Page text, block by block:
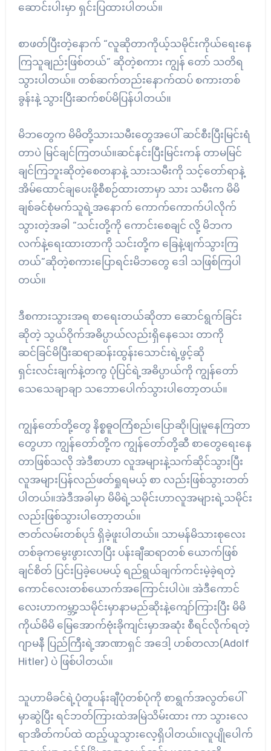
ဆောင်းပါးမှာ ရှင်းပြထားပါတယ်။
စာဖတ်ပြီးတဲ့နောက် “လူဆိုတာကိုယ့်သမိုင်းကိုယ်ရေးနေ
ကြသူချည်းဖြစ်တယ်” ဆိုတဲ့စကား ကျွန် တော် သတိရ
သွားပါတယ်။ တစ်ဆက်တည်းနောက်ထပ် စကားတစ်
ခွန်းနဲ့ သွားပြီးဆက်စပ်မိပြန်ပါတယ်။
မိဘတွေက မိမိတို့သားသမီးတွေအပေါ် ဆင်စီးပြီးမြင်းရံ
တာပဲ မြင်ချင်ကြတယ်။ဆင်နင်းပြီးမြင်းကန် တာမမြင်
ချင်ကြဘူးဆိုတဲ့စေတနာနဲ့ သားသမီးကို သင့်တော်ရာနဲ့
အိမ်ထောင်ချပေးဖို့စီစဉ်ထားတာမှာ သား သမီးက မိမိ
ချစ်ခင်စုံမက်သူရဲ့အနောက် ကောက်ကောက်ပါလိုက်
သွားတဲ့အခါ “သင်းတို့ကို ကောင်းစေချင် လို့ မိဘက
လက်နဲ့ရေးထားတာကို သင်းတို့က ခြေနဲ့ဖျက်သွားကြ
တယ်”ဆိုတဲ့စကားပြောရင်းမိဘတွေ ဒေါ သဖြစ်ကြပါ
တယ်။
ဒီစကားသွားအရ စာရေးတယ်ဆိုတာ ဆောင်ရွက်ခြင်း
ဆိုတဲ့ သွယ်ဝိုက်အဓိပ္ပာယ်လည်းရှိနေသေး တာကို
ဆင်ခြင်မိပြီးဆရာဆန်းထွန်းသောင်းရဲ့ဖွင့်ဆို
ရှင်းလင်းချက်နဲ့တကွ ပုံပြင်ရဲ့အဓိပ္ပာယ်ကို ကျွန်တော်
သေသေချာချာ သဘောပေါက်သွားပါတော့တယ်။
ကျွန်တော်တို့တွေ နိစ္စဓူဝကြံစည်၊ပြောဆို၊ပြုမူနေကြတာ
တွေဟာ ကျွန်တော်တို့က ကျွန်တော်တို့ဆီ စာတွေရေးနေ
တာဖြစ်သလို အဲဒီစာဟာ လူအများနဲ့သက်ဆိုင်သွားပြီး
လူအများပြန်လည်ဖတ်ရှုရမယ့် စာ လည်းဖြစ်သွားတတ်
ပါတယ်။အဲဒီအခါမှာ မိမိရဲ့သမိုင်းဟာလူအများရဲ့သမိုင်း
လည်းဖြစ်သွားပါတော့တယ်။
ဇာတ်လမ်းတစ်ပုဒ် ရှိခဲ့ဖူးပါတယ်။ သာမန်မိသားစုလေး
တစ်ခုကမွေးဖွားလာပြီး ပန်းချီဆရာတစ် ယောက်ဖြစ်
ချင်စိတ် ပြင်းပြခဲ့ပေမယ့် ရည်ရွယ်ချက်ကင်းမဲ့ခဲ့ရတဲ့
ကောင်လေးတစ်ယောက်အကြောင်းပါပဲ။ အဲဒီကောင်
လေးဟာကမ္ဘာ့သမိုင်းမှာနာမည်ဆိုးနဲ့ကျော်ကြားပြီး မိမိ
ကိုယ်မိမိ မြေအောက်ဗုံးခိုကျင်းမှာအဆုံး စီရင်လိုက်ရတဲ့
ဂျာမနီ ပြည်ကြီးရဲ့အာဏာရှင် အဒေါ့ ဟစ်တလာ(Adolf
Hitler) ပဲ ဖြစ်ပါတယ်။
သူဟာမိခင်ရဲ့ပုံတူပန်းချီပုံတစ်ပုံကို စာရွက်အလွတ်ပေါ်
မှာဆွဲပြီး ရင်ဘတ်ကြားထဲအမြဲသိမ်းထား ကာ သွားလေ
ရာအိတ်ကပ်ထဲ ထည့်ယူသွားလေ့ရှိပါတယ်။လူပျိုပေါက်